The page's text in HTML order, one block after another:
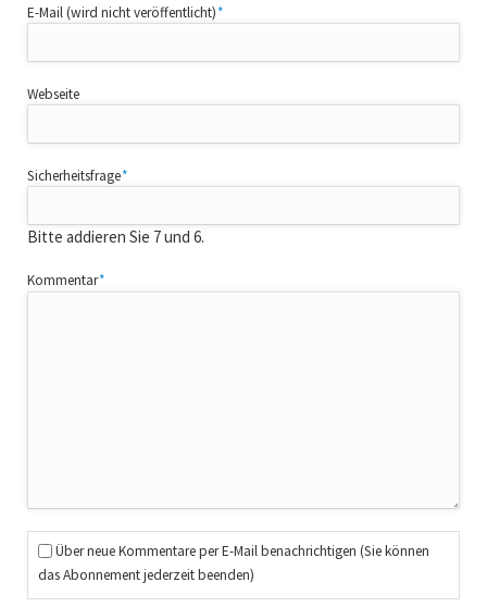
Pflichtfeld
E-Mail (wird nicht veröffentlicht)*
Webseite
Pflichtfeld
Sicherheitsfrage*
Bitte addieren Sie 7 und 6.
Pflichtfeld
Kommentar*
Über neue Kommentare per E-Mail benachrichtigen (Sie können
das Abonnement jederzeit beenden)